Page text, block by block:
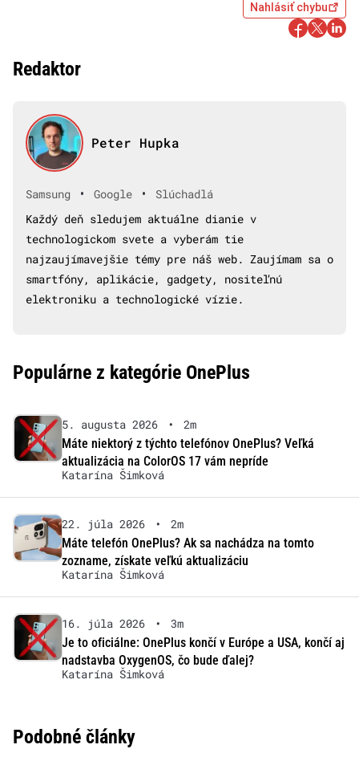
Nahlásiť chybu
Redaktor
Peter Hupka
Samsung • Google •
Slúchadlá
Každý deň sledujem aktuálne dianie v
technologickom svete a vyberám tie
najzaujímavejšie témy pre náš web. Zaujímam sa o
smartfóny, aplikácie, gadgety, nositeľnú
elektroniku a technologické vízie.
Populárne z kategórie OnePlus
5. augusta 2026 •
2m
Máte niektorý z týchto telefónov OnePlus? Veľká
aktualizácia na ColorOS 17 vám nepríde
Katarína Šimková
22. júla 2026 •
2m
Máte telefón OnePlus? Ak sa nachádza na tomto
zozname, získate veľkú aktualizáciu
Katarína Šimková
16. júla 2026 •
3m
Je to oficiálne: OnePlus končí v Európe a USA, končí aj
nadstavba OxygenOS, čo bude ďalej?
Katarína Šimková
Podobné články